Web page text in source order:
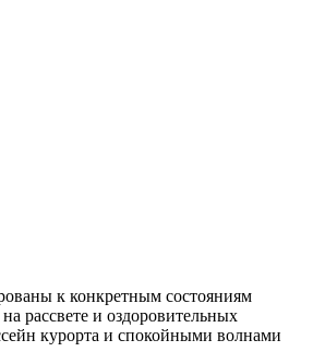
к конкретным состояниям
рассвете и оздоровительных
курорта и спокойными волнами